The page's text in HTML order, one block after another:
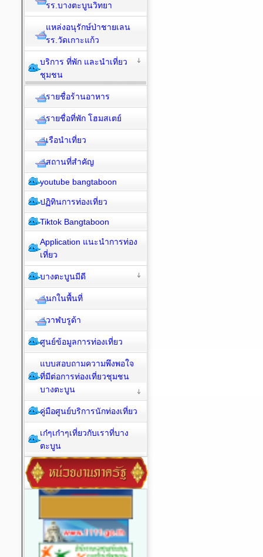
รร.บางตะบูนวิทยา
แหล่งอนุรักษ์ป่าชายเลน
รร.วัดเกาะแก้ว
บริการ ที่พัก และนำเที่ยว
ชุมชน
รายชื่อร้านอาหาร
รายชื่อที่พัก โฮมสเตย์
เรือนำเที่ยว
สถานที่สำคัญ
youtube bangtaboon
ปฏิทินการท่องเที่ยว
Tiktok Bangtaboon
Application แนะนำการท่อง
เที่ยว
บางตะบูนมีดี
นกในพื้นที่
วาฬบรูด้า
ศูนย์ข้อมูลการท่องเที่ยว
แบบสอบถามความพึงพอใจ
ที่มีต่อการท่องเที่ยวชุมชน
บางตะบูน
คู่มือศูนย์บริการนักท่องเที่ยว
เก๋ๆเก๋าๆเที่ยวกับเราที่บาง
ตะบูน